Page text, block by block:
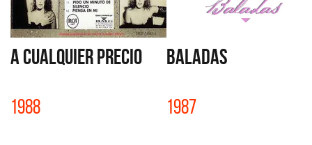
A CUALQUIER PRECIO
1988
BALADAS
1987